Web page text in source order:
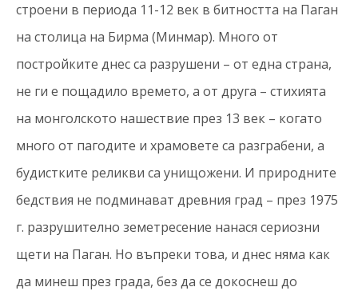
строени в периода 11-12 век в битността на Паган
на столица на Бирма (Минмар). Много от
постройките днес са разрушени – от една страна,
не ги е пощадило времето, а от друга – стихията
на монголското нашествие през 13 век – когато
много от пагодите и храмовете са разграбени, а
будистките реликви са унищожени. И природните
бедствия не подминават древния град – през 1975
г. разрушително земетресение нанася сериозни
щети на Паган. Но въпреки това, и днес няма как
да минеш през града, без да се докоснеш до